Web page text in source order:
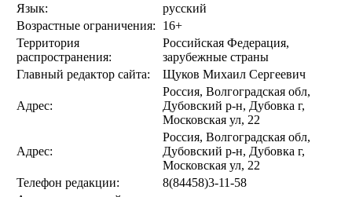
Язык:
русский
Возрастные ограничения:
16+
Территория
распространения:
Российская Федерация,
зарубежные страны
Главный редактор сайта:
Щуков Михаил Сергеевич
Адрес:
Россия, Волгоградская обл,
Дубовский р-н, Дубовка г,
Московская ул, 22
Адрес:
Россия, Волгоградская обл,
Дубовский р-н, Дубовка г,
Московская ул, 22
Телефон редакции:
8(84458)3-11-58